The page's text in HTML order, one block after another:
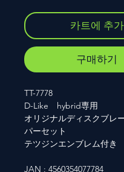
카트에 추가
구매하기
TT-7778
D-Like hybrid専用
オリジナルディスクブレ
パーセット
テツジンエンブレム付き
JAN : 4560354077784